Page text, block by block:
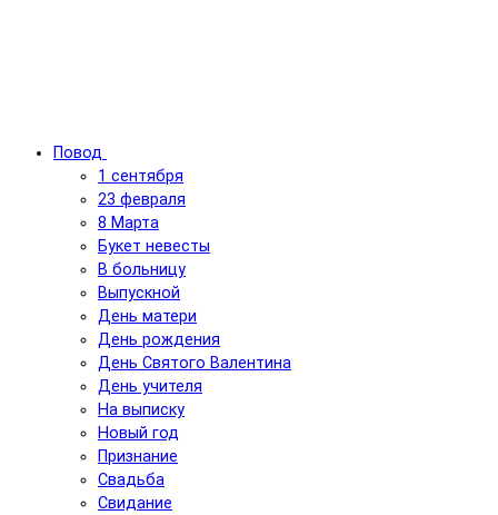
Повод
1 сентября
23 февраля
8 Марта
Букет невесты
В больницу
Выпускной
День матери
День рождения
День Святого Валентина
День учителя
На выписку
Новый год
Признание
Свадьба
Свидание